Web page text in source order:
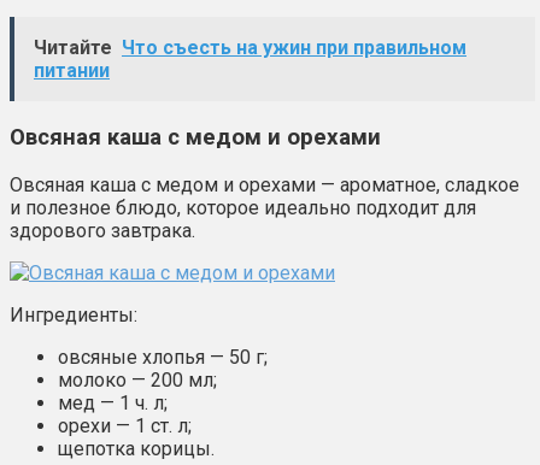
Читайте Что съесть на ужин при правильном
питании
Овсяная каша с медом и орехами
Овсяная каша с медом и орехами — ароматное, сладкое
и полезное блюдо, которое идеально подходит для
здорового завтрака.
Ингредиенты:
овсяные хлопья — 50 г;
молоко — 200 мл;
мед — 1 ч. л;
орехи — 1 ст. л;
щепотка корицы.